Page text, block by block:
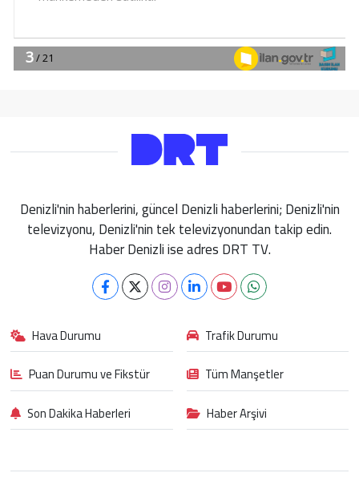
Denizli'nin haberlerini, güncel Denizli haberlerini; Denizli'nin
televizyonu, Denizli'nin tek televizyonundan takip edin.
Haber Denizli ise adres DRT TV.
Hava Durumu
Trafik Durumu
Puan Durumu ve Fikstür
Tüm Manşetler
Son Dakika Haberleri
Haber Arşivi